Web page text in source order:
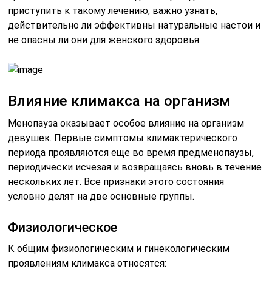
приступить к такому лечению, важно узнать,
действительно ли эффективны натуральные настои и
не опасны ли они для женского здоровья.
Влияние климакса на организм
Менопауза оказывает особое влияние на организм
девушек. Первые симптомы климактерического
периода проявляются еще во время предменопаузы,
периодически исчезая и возвращаясь вновь в течение
нескольких лет. Все признаки этого состояния
условно делят на две основные группы.
Физиологическое
К общим физиологическим и гинекологическим
проявлениям климакса относятся: